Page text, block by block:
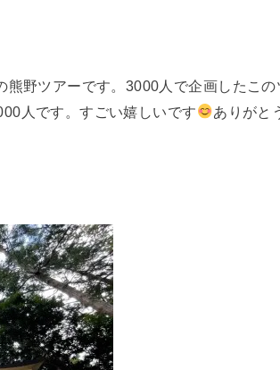
野ツアーです。3000人で企画したこの
人です。すごい嬉しいです
ありがと